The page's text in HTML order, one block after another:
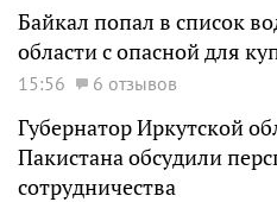
Байкал попал в список
области с опасной для
15:56 6 отзывов
Губернатор Иркутской
Пакистана обсудили
сотрудничества